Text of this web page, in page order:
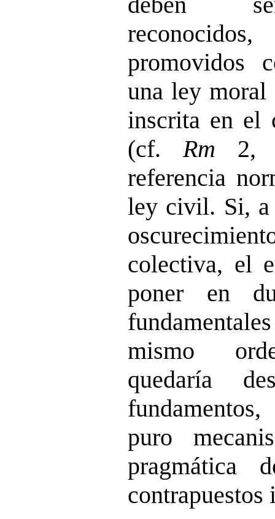
promovidos
una ley
inscrita en el
(cf.Rm 2,
referencia
ley civil. Si, a
colectiva, el
poner en
mismo
quedaría
puro
pragmática
contrapuestos